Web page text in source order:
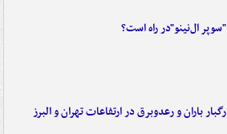
"سوپر ال‌نینو"در راه است؟
رگبار باران و رعدوبرق در ارتفاعات تهران و البرز